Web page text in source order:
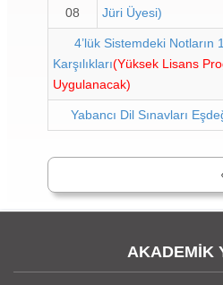
08
Jüri Üyesi)
4’lük Sistemdeki Notların
Karşılıkları(Yüksek Lisans
Uygulanacak)
Yabancı Dil Sınavları
AKADEMİK